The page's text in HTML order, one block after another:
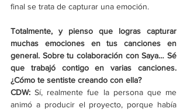
final se trata de capturar una emoción.
Totalmente, y pienso que logras capturar
muchas emociones en tus canciones en
general. Sobre tu colaboración con Saya… Sé
que trabajó contigo en varias canciones.
¿Cómo te sentiste creando con ella?
CDW: Sí, realmente fue la persona que me
animó a producir el proyecto, porque había